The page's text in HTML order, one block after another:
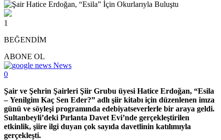
1
BEĞENDİM
ABONE OL
News
0
Şair ve Şehrin Şairleri Şiir Grubu üyesi Hatice Erdoğan, “Esila
– Yenilgim Kaç Sen Eder?” adlı şiir kitabı için düzenlenen imza
günü ve söyleşi programında edebiyatseverlerle bir araya geldi.
Sultanbeyli’deki Pırlanta Davet Evi’nde gerçekleştirilen
etkinlik, şiire ilgi duyan çok sayıda davetlinin katılımıyla
gerçekleşti.